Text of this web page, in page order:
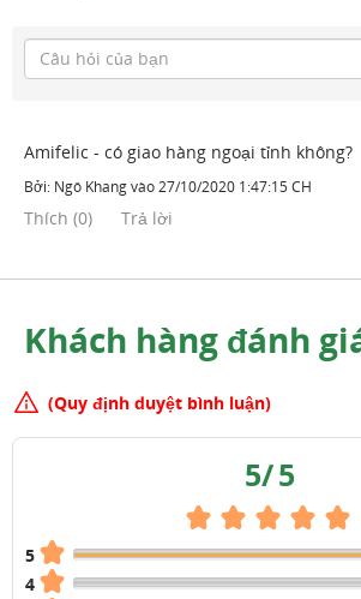
Amifelic - có giao hàng ngoại tỉnh không?
Bởi: Ngô Khangvào27/10/2020 1:47:15 CH
Thích (0) Trả lời
Khách hàng đánh
(Quy định duyệt bình luận)
5/5
5
4